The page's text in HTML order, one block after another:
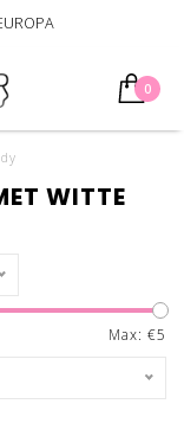
0
WITTE
Max: €5